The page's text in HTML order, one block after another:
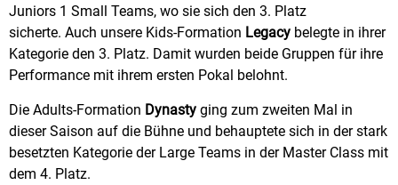
Juniors 1 Small Teams, wo sie sich den 3. Platz
sicherte. Auch unsere Kids-Formation Legacy belegte in ihrer
Kategorie den 3. Platz. Damit wurden beide Gruppen für ihre
Performance mit ihrem ersten Pokal belohnt.
Die Adults-Formation Dynasty ging zum zweiten Mal in
dieser Saison auf die Bühne und behauptete sich in der stark
besetzten Kategorie der Large Teams in der Master Class mit
dem 4. Platz.